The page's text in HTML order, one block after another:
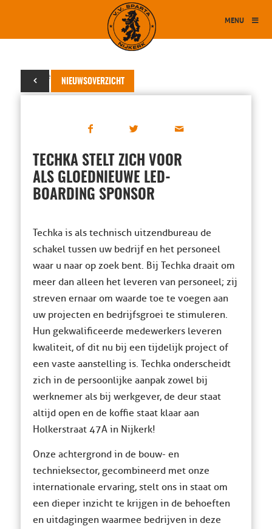
MENU
NIEUWSOVERZICHT
04 december 2024
TECHKA STELT ZICH VOOR
ALS GLOEDNIEUWE LED-
BOARDING SPONSOR
Techka is als technisch uitzendbureau de
schakel tussen uw bedrijf en het personeel
waar u naar op zoek bent. Bij Techka draait om
meer dan alleen het leveren van personeel; zij
streven ernaar om waarde toe te voegen aan
uw projecten en bedrijfsgroei te stimuleren.
Hun gekwalificeerde medewerkers leveren
kwaliteit, of dit nu bij een tijdelijk project of
een vaste aanstelling is. Techka onderscheidt
zich in de persoonlijke aanpak zowel bij
werknemer als bij werkgever, de deur staat
altijd open en de koffie staat klaar aan
Holkerstraat 47A in Nijkerk!
Onze achtergrond in de bouw- en
technieksector, gecombineerd met onze
internationale ervaring, stelt ons in staat om
een dieper inzicht te krijgen in de behoeften
en uitdagingen waarmee bedrijven in deze